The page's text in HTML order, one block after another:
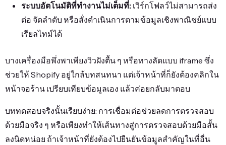
ระบบอัตโนมัติที่ทำงานไม่เต็มที่: เวิร์กโฟลว์ไม่สามารถส่ง
ต่อ จัดลำดับ หรือสั่งดำเนินการตามข้อมูลเชิงพาณิชย์แบบ
เรียลไทม์ได้
บางเครื่องมือพึ่งพาเพียงวิวฝังตื้น ๆ หรือทางลัดแบบ iframe ซึ่ง
ช่วยให้ Shopify อยู่ใกล้บทสนทนา แต่เจ้าหน้าที่ก็ยังต้องคลิกใน
หน้าจอร้าน เปรียบเทียบข้อมูลเอง แล้วค่อยกลับมาตอบ
บททดสอบจริงนั้นเรียบง่าย: การเชื่อมต่อช่วยลดการตรวจสอบ
ด้วยมือจริง ๆ หรือเพียงทำให้เส้นทางสู่การตรวจสอบด้วยมือสั้น
ลงนิดหน่อย ถ้าเจ้าหน้าที่ยังต้องไปยืนยันข้อมูลสำคัญในที่อื่น